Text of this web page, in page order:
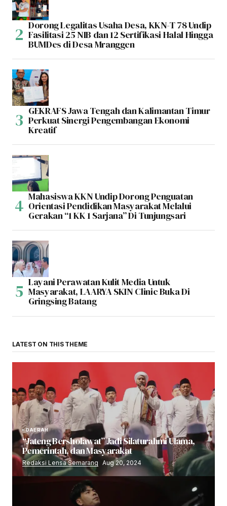
Dorong Legalitas Usaha Desa, KKN-T 78 Undip
Fasilitasi 25 NIB dan 12 Sertifikasi Halal Hingga
BUMDes di Desa Mranggen
GEKRAFS Jawa Tengah dan Kalimantan Timur
Perkuat Sinergi Pengembangan Ekonomi
Kreatif
Mahasiswa KKN Undip Dorong Penguatan
Orientasi Pendidikan Masyarakat Melalui
Gerakan “1 KK 1 Sarjana” Di Tunjungsari
Layani Perawatan Kulit Media Untuk
Masyarakat, LAARYA SKIN Clinic Buka Di
Gringsing Batang
LATEST ON THIS THEME
DAERAH
“Jateng Bersholawat” Jadi Silaturahmi Ulama,
Pemerintah, dan Masyarakat
Redaksi Lensa Semarang Aug 20, 2024